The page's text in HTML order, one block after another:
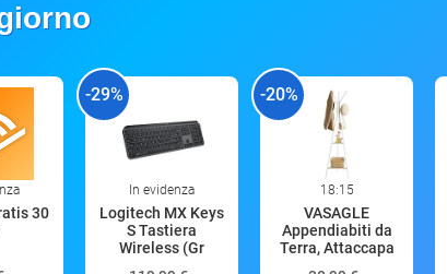
30
-29%
In evidenza
Logitech MX Keys
S Tastiera
Wireless (Gr
-20%
18:15
VASAGLE
Appendiabiti da
Terra, Attaccapa